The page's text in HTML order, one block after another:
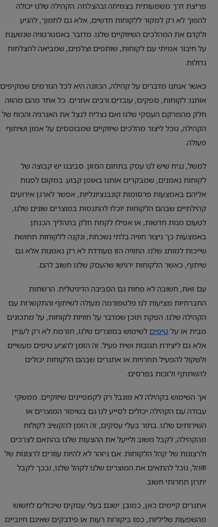
פריצת דרך משמעותית בצמיחה ובהצלחה. הקהילה שלנו יכולה
להפוך לא רק למקור ללקוחות חדשים, אלא גם לתמוך, להניע
ולקדם את המהלכים השיווקיים שלנו. מדובר באסטרטגיה שנשענת
על חיבור אמיתי עם לקוחות, שותפים וצלמים, שמביאה להצלחות
גדולות.
כאשר אנחנו מדברים על קהילה, הכוונה היא לכל הגורמים שמקיפים
אותנו: לקוחות, ספקים, עובדים ורבים אחרים. כל אחד מהם מהווה
חלק מהמרקם העסקי שלנו ואם נצליח לנצל את האנרגיה והכוח של
הקהילה, נוכל ליצור מהלכים שיווקיים שמבוססים על אמון ושיתוף
פעולה.
למשל, נניח שיש לנו עסק בתחום המזון. סביבנו יש קבוצה של
לקוחות נאמנים, שמבקרים אותנו באופן קבוע. במקום לפנות
אליהם באמצעות פרסומות קונבנציונליות, אפשר לארגן אירועים
קהילתיים שבהם הלקוחות יוכלו להתנסות במוצרים שונים שלנו,
לטעום מנות חדשות, או אפילו לקחת חלק בתהליך הכנתן.
באמצעות כך ניצור חוויה בלתי נשכחת, ונקנה ללקוחות תחושת
שייכות למותג שלנו. החוויה הזו מעודדת לא רק נאמנות אלא גם
שיתוף, כאשר הלקוחות ירגישו שהעסק שלנו חשוב להם.
עם זאת, חשובה לא פחות גם הסביבה הדיגיטלית. הרשתות
החברתיות מציעות לנו פלטפורמה מעולה לשיתוף והתקשרות עם
הקהילה שלנו. הפקת תוכן שמדבר על חוויות לקוחות, על מתכונים
מבית או על טיפיםלשימוש במוצרים שלנו, תורמת לא רק לעניין
אלא גם ליצירת תגובות ושיח פעיל. זה הזמן להציע טיפים מעשיים
ולשקול להפעיל תחרויות או אתגרים שבהם הלקוחות יכולים
להשתתף ולזכות בפרסים.
אך השימוש בקהילה לא מוגבל רק לקמפיינים שיווקיים. ממשקי
עבודה עם הקהילה יכולים לסייע לנו גם בשיפור המוצרים או
השירותים שלנו. בתור בעלי עסקים, זה הזמן להקשיב לקולות
מהקהילה, לקבל משוב ולייעל את ההצעות שלנו בהתאם לצרכים
ולרצונות של קהל הלקוחות. אם ניזהר לא להיות עוורים לרצונות של
कהל, נוכל להתאים את המוצרים שלנו לקהל שלנו, ובכך לקבל
יתרון תחרותי חשוב.
אתגרים קיימים כאן, כמובן. ישנם בעלי עסקים שיכולים לחשוש
מהשפעות שליליות, כמו ביקורות רעות או פידבקים שאינם חיוביים.